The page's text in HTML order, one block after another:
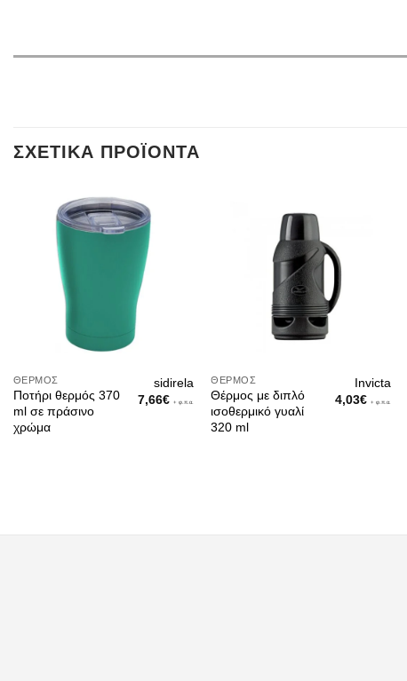
ΣΧΕΤΙΚΆ ΠΡΟΪΌΝΤΑ
ΘΈΡΜΟΣ
Ποτήρι θερμός 370
ml σε πράσινο
χρώμα
sidirela
7,66€ + φ.π.α.
ΘΈΡΜΟΣ
Θέρμος με διπλό
ισοθερμικό γυαλί
320 ml
Invicta
4,03€ + φ.π.α.